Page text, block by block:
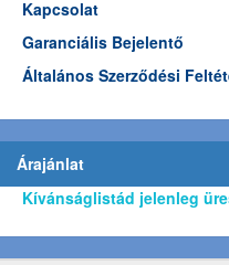
Kapcsolat
Garanciális Bejelentő
Általános Szerződési
Árajánlat
Kívánságlistád jelenleg